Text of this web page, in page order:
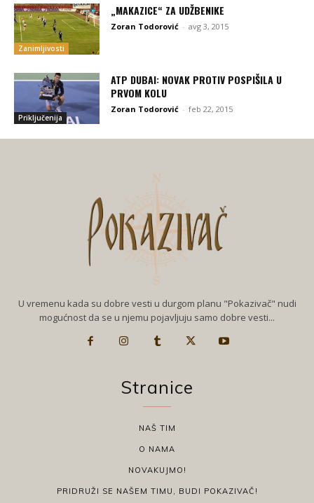
Zanimljivosti
„MAKAZICE“ ZA UDŽBENIKE
Zoran Todorović - avg 3, 2015
Priključenija
ATP DUBAI: NOVAK PROTIV POSPIŠILA U
PRVOM KOLU
Zoran Todorović - feb 22, 2015
U vremenu kada su dobre vesti u durgom planu "Pokazivač" nudi
mogućnost da se u njemu pojavljuju samo dobre vesti...
Stranice
NAŠ TIM
O NAMA
NOVAKUJMO!
PRIDRUŽI SE NAŠEM TIMU, BUDI POKAZIVAČ!